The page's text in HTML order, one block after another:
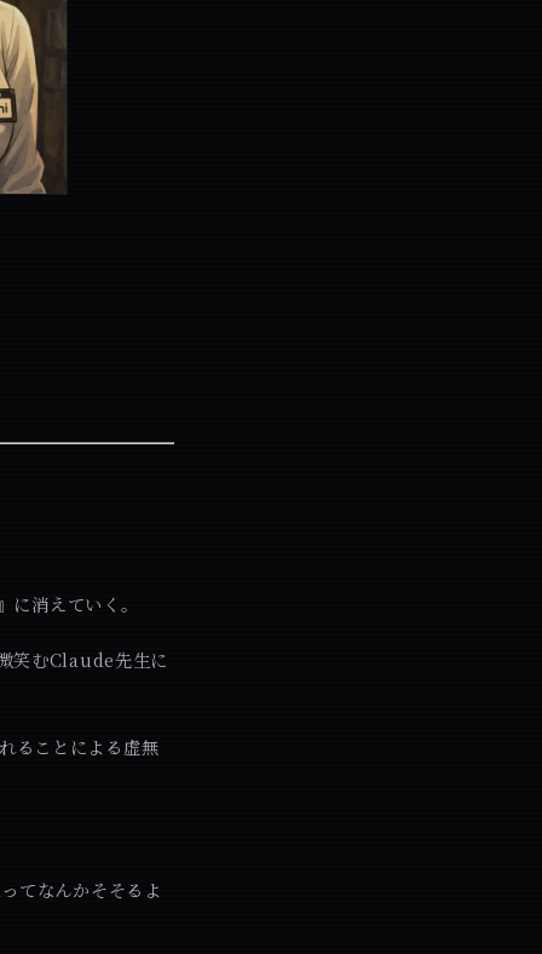
消えていく。
笑むClaude先生に
ることによる虚無
てなんかそそるよ